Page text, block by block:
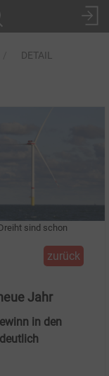
DETAIL
sind schon
zurück
Jahr
in den